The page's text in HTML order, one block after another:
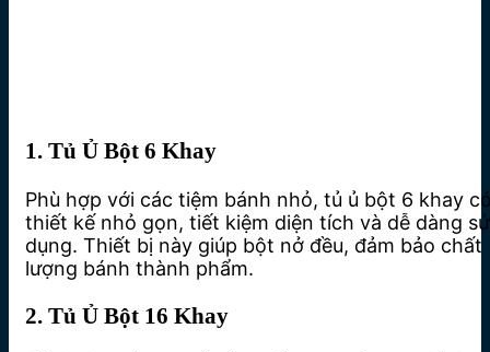
1. Tủ Ủ Bột 6 Khay
Phù hợp với các tiệm bánh nhỏ, tủ ủ bột 6 khay
thiết kế nhỏ gọn, tiết kiệm diện tích và dễ dàng sử
dụng. Thiết bị này giúp bột nở đều, đảm bảo chất
lượng bánh thành phẩm.
2. Tủ Ủ Bột 16 Khay